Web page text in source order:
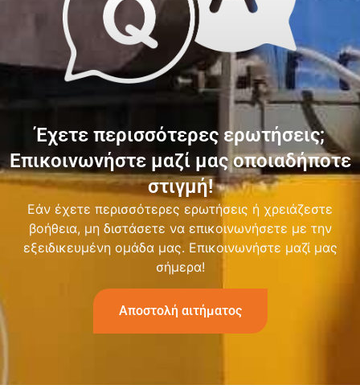
Έχετε περισσότερες ερωτήσεις;
Επικοινωνήστε μαζί μας οποιαδήποτε
στιγμή!
Εάν έχετε περισσότερες ερωτήσεις ή χρειάζεστε
βοήθεια, μη διστάσετε να επικοινωνήσετε με την
εξειδικευμένη ομάδα μας. Επικοινωνήστε μαζί μας
σήμερα!
Αποστολή αιτήματος